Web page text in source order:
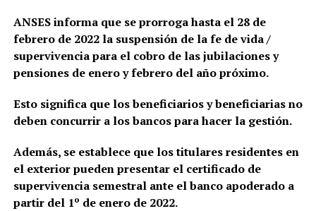
ANSES informa que se prorroga hasta el 28 de
febrero de 2022 la suspensión de la fe de vida /
supervivencia para el cobro de las jubilaciones y
pensiones de enero y febrero del año próximo.
Esto significa que los beneficiarios y beneficiarias no
deben concurrir a los bancos para hacer la gestión.
Además, se establece que los titulares residentes en
el exterior pueden presentar el certificado de
supervivencia semestral ante el banco apoderado a
partir del 1º de enero de 2022.